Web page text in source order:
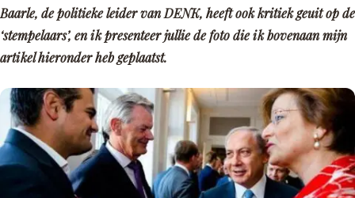
Baarle, de politieke leider van DENK, heeft ook kritiek geuit op de
‘stempelaars’, en ik presenteer jullie de foto die ik bovenaan mijn
artikel hieronder heb geplaatst.